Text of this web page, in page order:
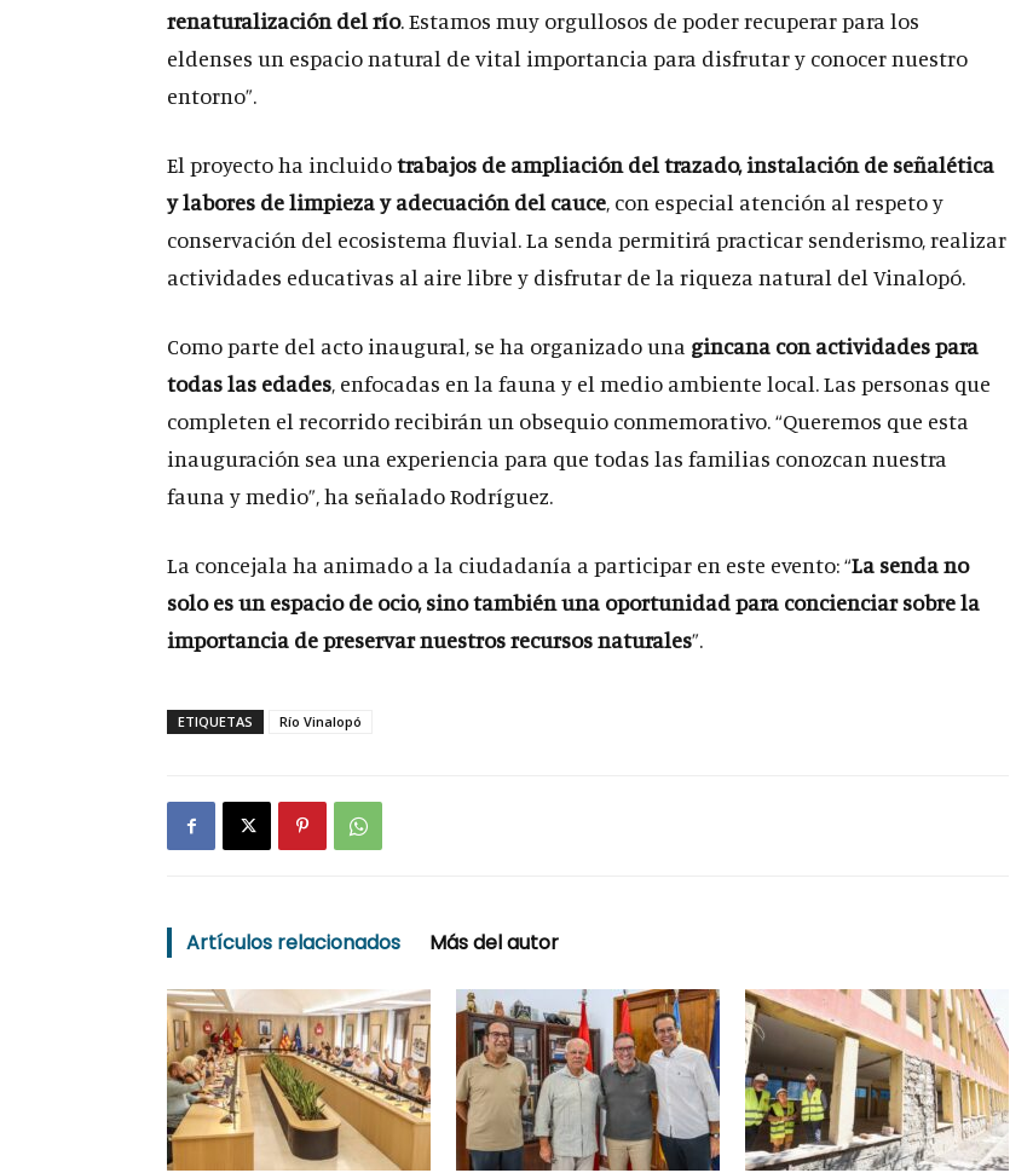
renaturalización del río. Estamos muy orgullosos de poder recuperar para los
eldenses un espacio natural de vital importancia para disfrutar y conocer nuestro
entorno”.
El proyecto ha incluidotrabajos de ampliación del trazado, instalación de señalética
y labores de limpieza y adecuación del cauce, con especial atención al respeto y
conservación del ecosistema fluvial. La senda permitirá practicar senderismo, realizar
actividades educativas al aire libre y disfrutar de la riqueza natural del Vinalopó.
Como parte del acto inaugural, se ha organizado una gincana con actividades para
todas las edades, enfocadas en la fauna y el medio ambiente local. Las personas que
completen el recorrido recibirán un obsequio conmemorativo. “Queremos que esta
inauguración sea una experiencia para que todas las familias conozcan nuestra
fauna y medio”, ha señalado Rodríguez.
La concejala ha animado a la ciudadanía a participar en este evento: “La senda no
solo es un espacio de ocio, sino también una oportunidad para concienciar sobre la
importancia de preservar nuestros recursos naturales”.
ETIQUETAS Río Vinalopó
Artículos relacionados Más del autor